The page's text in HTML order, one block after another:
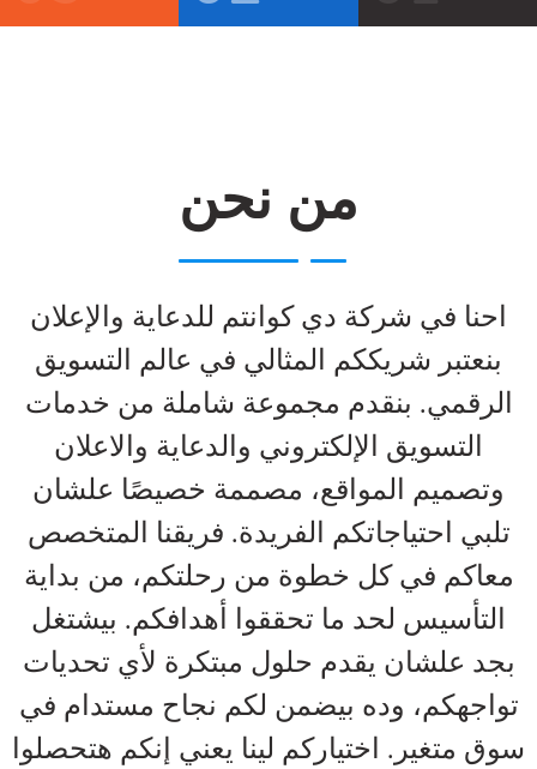
من نحن
احنا في شركة دي كوانتم للدعاية والإعلان
بنعتبر شريككم المثالي في عالم التسويق
الرقمي. بنقدم مجموعة شاملة من خدمات
التسويق الإلكتروني والدعاية والاعلان
وتصميم المواقع، مصممة خصيصًا علشان
تلبي احتياجاتكم الفريدة. فريقنا المتخصص
معاكم في كل خطوة من رحلتكم، من بداية
التأسيس لحد ما تحققوا أهدافكم. بيشتغل
بجد علشان يقدم حلول مبتكرة لأي تحديات
تواجهكم، وده بيضمن لكم نجاح مستدام في
سوق متغير. اختياركم لينا يعني إنكم هتحصلوا